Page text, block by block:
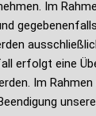
Im
erfolgt eine
Im